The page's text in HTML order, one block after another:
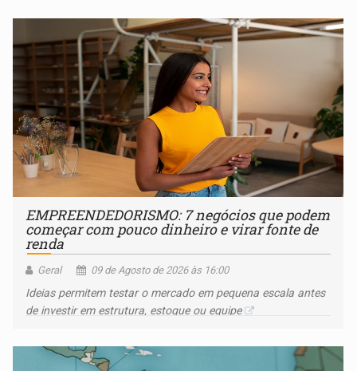
EMPREENDEDORISMO: 7 negócios que podem
começar com pouco dinheiro e virar fonte de
renda
Geral 09 de Agosto de 2026 às 16:00
Ideias permitem testar o mercado em pequena escala antes
de investir em estrutura, estoque ou equipe